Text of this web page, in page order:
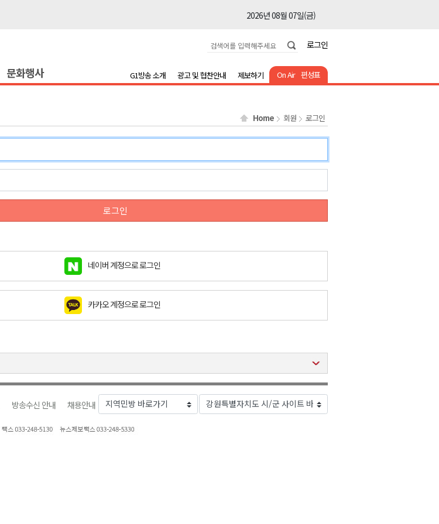
2026년 08월 07일(금)
2026년 08월 07일(금)
2026년 08월 07일(금)
2026년 08월 07일(금)
2026년 08월 07일(금)
2026년 08월 07일(금)
2026년 08월 07일(금)
2026년 08월 07일(금)
로그인
문화행사 On Air 편성표
G1방송 소개 광고 및 협찬안내 제보하기
Home 회원 로그인
로그인
네이버 계정으로 로그인
카카오 계정으로 로그인
방송수신 안내 채용안내